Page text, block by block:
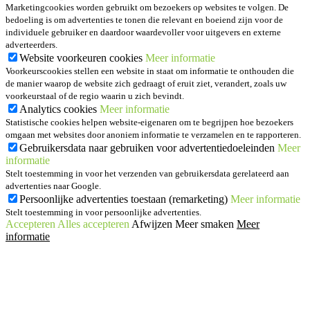
Marketingcookies worden gebruikt om bezoekers op websites te volgen. De
bedoeling is om advertenties te tonen die relevant en boeiend zijn voor de
individuele gebruiker en daardoor waardevoller voor uitgevers en externe
adverteerders.
Website voorkeuren cookies Meer informatie
Voorkeurscookies stellen een website in staat om informatie te onthouden die
de manier waarop de website zich gedraagt of eruit ziet, verandert, zoals uw
voorkeurstaal of de regio waarin u zich bevindt.
Analytics cookies Meer informatie
Statistische cookies helpen website-eigenaren om te begrijpen hoe bezoekers
omgaan met websites door anoniem informatie te verzamelen en te rapporteren.
Gebruikersdata naar gebruiken voor advertentiedoeleinden Meer
informatie
Stelt toestemming in voor het verzenden van gebruikersdata gerelateerd aan
advertenties naar Google.
Persoonlijke advertenties toestaan (remarketing) Meer informatie
Stelt toestemming in voor persoonlijke advertenties.
Accepteren Alles accepteren Afwijzen Meer smaken Meer
informatie